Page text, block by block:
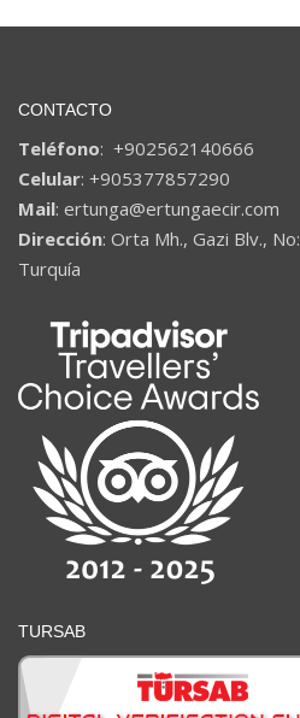
CONTACTO
Teléfono: +902562140666
Celular: +905377857290
Mail: ertunga@ertungaecir.com
Dirección: Orta Mh., Gazi Blv.,
Turquía
TURSAB